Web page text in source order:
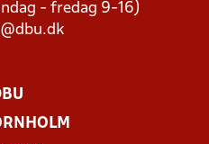
- fredag 9-16)